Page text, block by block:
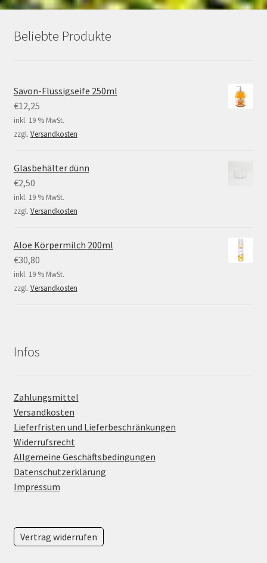
Beliebte Produkte
Savon-Flüssigseife 250ml
€12,25
inkl. 19 % MwSt.
zzgl. Versandkosten
Glasbehälter dünn
€2,50
inkl. 19 % MwSt.
zzgl. Versandkosten
Aloe Körpermilch 200ml
€30,80
inkl. 19 % MwSt.
zzgl. Versandkosten
Infos
Zahlungsmittel
Versandkosten
Lieferfristen und Lieferbeschränkungen
Widerrufsrecht
Allgemeine Geschäftsbedingungen
Datenschutzerklärung
Impressum
Vertrag widerrufen